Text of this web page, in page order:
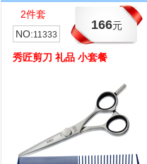
2件套
NO:11333
166元
秀匠剪刀 礼品 小套餐